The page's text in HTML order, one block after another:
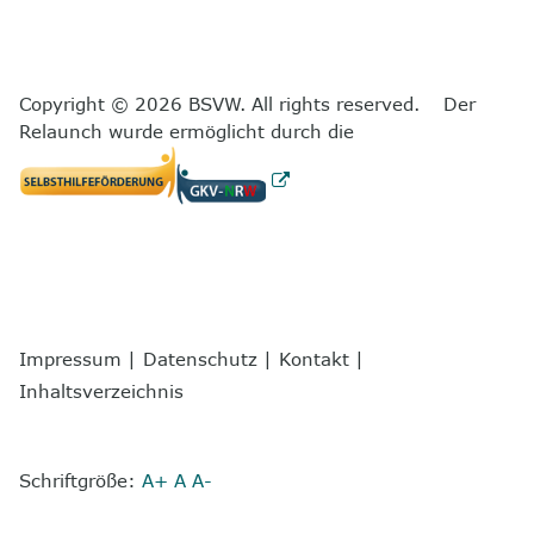
Copyright © 2026 BSVW. All rights reserved. Der
Relaunch wurde ermöglicht durch die
Impressum | Datenschutz | Kontakt |
Inhaltsverzeichnis
Schriftgröße: A+ A A-